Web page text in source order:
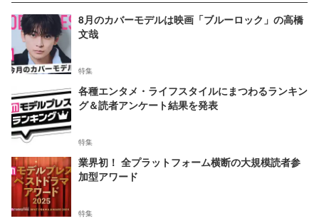
8月のカバーモデルは映画「ブルーロック」の高橋
文哉
特集
各種エンタメ・ライフスタイルにまつわるランキン
グ＆読者アンケート結果を発表
特集
業界初！ 全プラットフォーム横断の大規模読者参
加型アワード
特集